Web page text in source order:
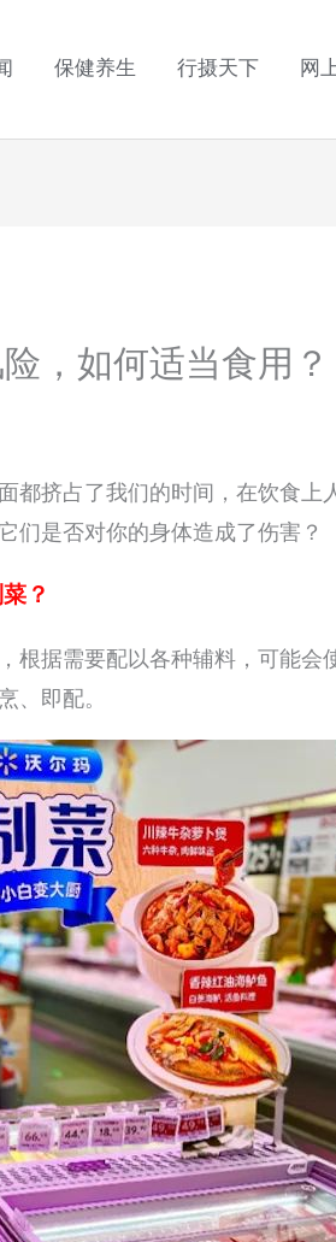
保健养生 行摄天下 网
，如何适当食用？
都挤占了我们的时间，在饮食上
们是否对你的身体造成了伤害？
？
根据需要配以各种辅料，可能会
即配。